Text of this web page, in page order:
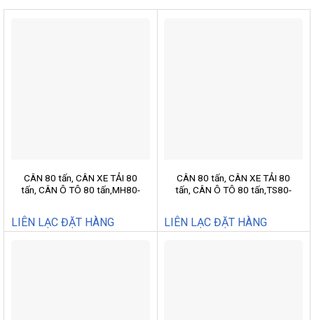
CÂN 80 tấn, CÂN XE TẢI 80
tấn, CÂN Ô TÔ 80 tấn,MH80-
LIÊN LẠC ĐẶT HÀNG
CÂN 80 tấn, CÂN XE TẢI 80
tấn, CÂN Ô TÔ 80 tấn,TS80-
LIÊN LẠC ĐẶT HÀNG